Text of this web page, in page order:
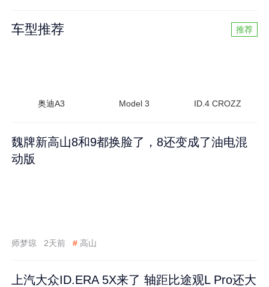
车型推荐 推荐
奥迪A3 Model 3 ID.4 CROZZ
魏牌新高山8和9都换脸了，8还变成了油电混
动版
师梦琼 2天前 # 高山
上汽大众ID.ERA 5X来了 轴距比途观L Pro还大